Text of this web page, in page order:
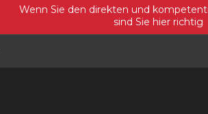
Wenn Sie den direkten und
sind Sie hier richtig